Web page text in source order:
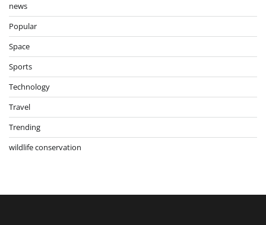
news
Popular
Space
Sports
Technology
Travel
Trending
wildlife conservation